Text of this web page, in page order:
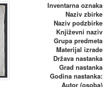
Inventarna oznaka
Naziv zbirke
Naziv podzbirke
Književni naziv
Grupa predmeta
Materijal izrade
Država nastanka
Grad nastanka
Godina nastanka:
Autor (osoba)